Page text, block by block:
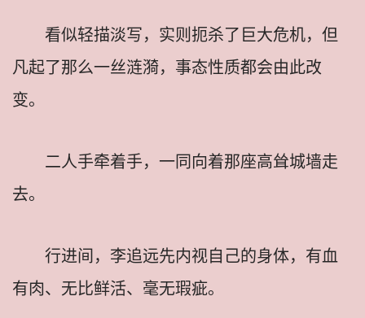
看似轻描淡写，实则扼杀了巨大危机，但
凡起了那么一丝涟漪，事态性质都会由此改
变。
二人手牵着手，一同向着那座高耸城墙走
去。
行进间，李追远先内视自己的身体，有血
有肉、无比鲜活、毫无瑕疵。